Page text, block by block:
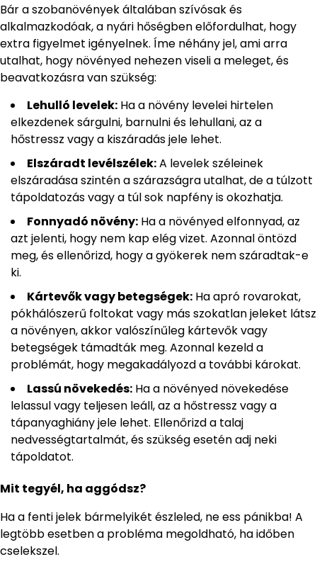
Bár a szobanövények általában szívósak és
alkalmazkodóak, a nyári hőségben előfordulhat, hogy
extra figyelmet igényelnek. Íme néhány jel, ami arra
utalhat, hogy növényed nehezen viseli a meleget, és
beavatkozásra van szükség:
Lehulló levelek: Ha a növény levelei hirtelen
elkezdenek sárgulni, barnulni és lehullani, az a
hőstressz vagy a kiszáradás jele lehet.
Elszáradt levélszélek:A levelek széleinek
elszáradása szintén a szárazságra utalhat, de a túlzott
tápoldatozás vagy a túl sok napfény is okozhatja.
Fonnyadó növény: Ha a növényed elfonnyad, az
azt jelenti, hogy nem kap elég vizet. Azonnal öntözd
meg, és ellenőrizd, hogy a gyökerek nem száradtak-e
ki.
Kártevők vagy betegségek: Ha apró rovarokat,
pókhálószerű foltokat vagy más szokatlan jeleket látsz
a növényen, akkor valószínűleg kártevők vagy
betegségek támadták meg. Azonnal kezeld a
problémát, hogy megakadályozd a további károkat.
Lassú növekedés: Ha a növényed növekedése
lelassul vagy teljesen leáll, az a hőstressz vagy a
tápanyaghiány jele lehet. Ellenőrizd a talaj
nedvességtartalmát, és szükség esetén adj neki
tápoldatot.
Mit tegyél, ha aggódsz?
Ha a fenti jelek bármelyikét észleled, ne ess pánikba! A
legtöbb esetben a probléma megoldható, ha időben
cselekszel.